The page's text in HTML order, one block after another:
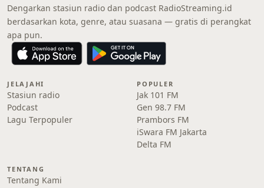
Dengarkan stasiun radio dan podcast RadioStreaming.id
berdasarkan kota, genre, atau suasana — gratis di perangkat
apa pun.
JELAJAHI
Stasiun radio
Podcast
Lagu Terpopuler
POPULER
Jak 101 FM
Gen 98.7 FM
Prambors FM
iSwara FM Jakarta
Delta FM
TENTANG
Tentang Kami